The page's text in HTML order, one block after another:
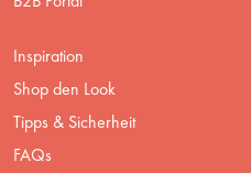
Inspiration
Shop den Look
Tipps & Sicherheit
FAQs